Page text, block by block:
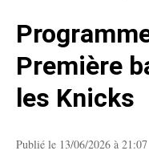
Première
les Knicks
Publié le 13/06/2026 à 21:07